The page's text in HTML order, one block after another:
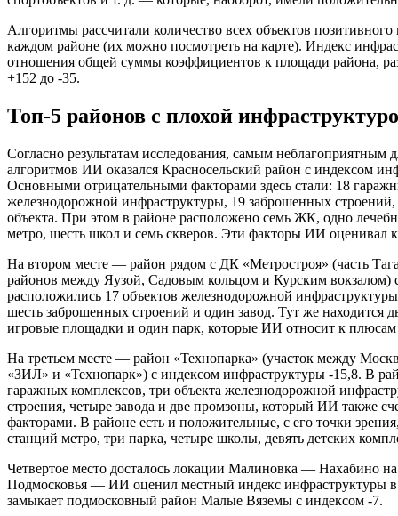
Алгоритмы рассчитали количество всех объектов позитивного
каждом районе (их можно посмотреть на карте). Индекс
отношения общей суммы коэффициентов к площади района,
+152 до -35.
Топ-5 районов с плохой
Согласно результатам исследования, самым неблагоприятным
алгоритмов ИИ оказался Красносельский район с индексом
Основными отрицательными факторами здесь стали: 18
железнодорожной инфраструктуры, 19 заброшенных
объекта. При этом в районе расположено семь ЖК, одно
метро, шесть школ и семь скверов. Эти факторы ИИ оценивал
На втором месте — район рядом с ДК «Метростроя» (часть
районов между Яузой, Садовым кольцом и Курским вокзалом)
расположились 17 объектов железнодорожной
шесть заброшенных строений и один завод. Тут же находится
игровые площадки и один парк, которые ИИ относит к плюсам
На третьем месте — район «Технопарка» (участок между
«ЗИЛ» и «Технопарк») с индексом инфраструктуры -15,8. В
гаражных комплексов, три объекта железнодорожной
строения, четыре завода и две промзоны, который ИИ также
факторами. В районе есть и положительные, с его точки
станций метро, три парка, четыре школы, девять детских
Четвертое место досталось локации Малиновка — Нахабино на
Подмосковья — ИИ оценил местный индекс инфраструктуры в
замыкает подмосковный район Малые Вяземы с индексом -7.